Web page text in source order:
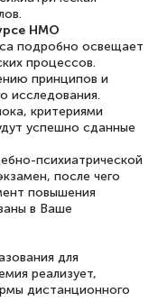
курс
течении
НМО
подробно освещает
процессов.
принципов и
исследования.
критериями
успешно сданные
психиатрической
после чего
повышения
в Ваше
для
реализует,
дистанционного